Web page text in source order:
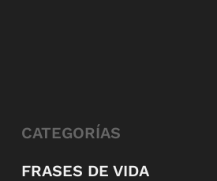
CATEGORÍAS
FRASES DE VIDA